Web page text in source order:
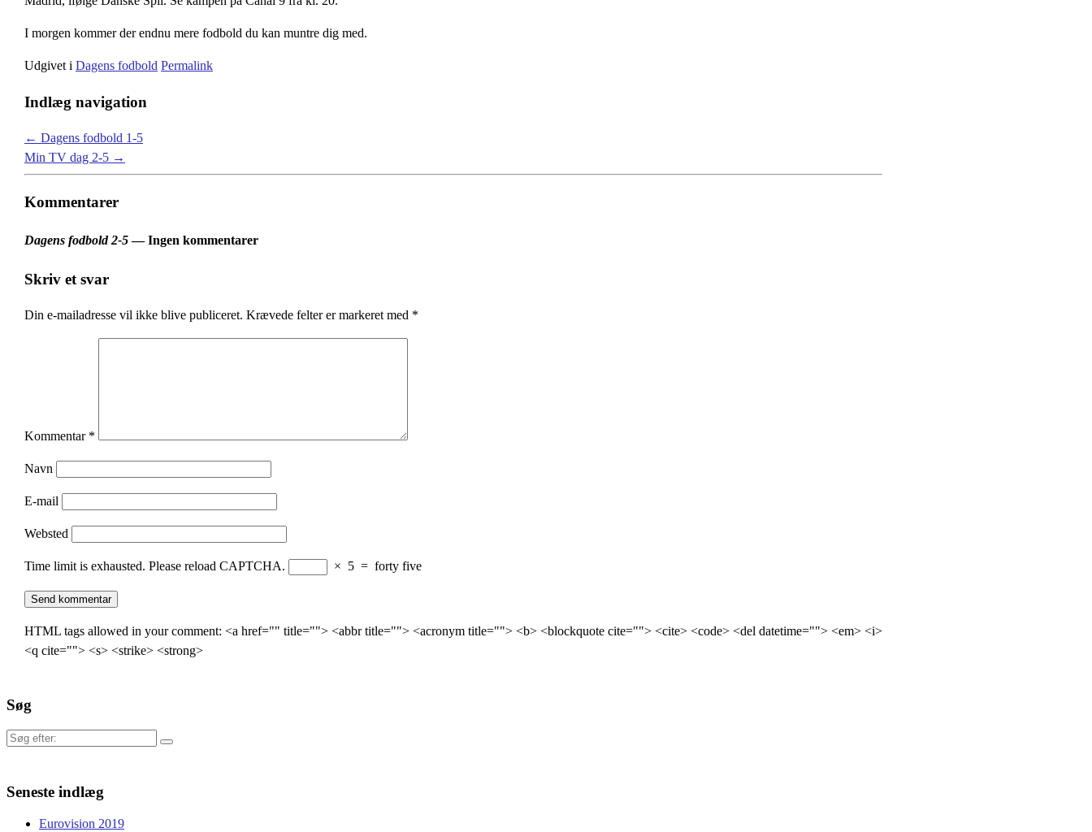
I morgen kommer der endnu mere fodbold du kan muntre dig med.
Udgivet i Dagens fodbold Permalink
Indlæg navigation
← Dagens fodbold 1-5
Min TV dag 2-5 →
Kommentarer
Dagens fodbold 2-5— Ingen kommentarer
Skriv et svar
Din e-mailadresse vil ikke blive publiceret. Krævede felter er markeret med *
Kommentar *
Navn
E-mail
Websted
Time limit is exhausted. Please reload CAPTCHA. × 5 = forty five
HTML tags allowed in your comment: <a href="" title=""> <abbr title=""> <acronym title=""> <b> <blockquote cite=""> <cite> <code> <del datetime=""> <em> <i>
<q cite=""> <s> <strike> <strong>
Søg
Søg
Seneste indlæg
Eurovision 2019